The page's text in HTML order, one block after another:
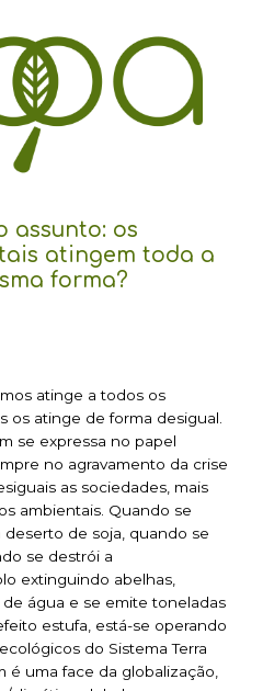
assunto: os
atingem toda a
forma?
atinge a todos os
os atinge de forma desigual.
se expressa no papel
no agravamento da crise
as sociedades, mais
ambientais. Quando se
de soja, quando se
se destrói a
extinguindo abelhas,
água e se emite toneladas
estufa, está-se operando
do Sistema Terra
é uma face da globalização,